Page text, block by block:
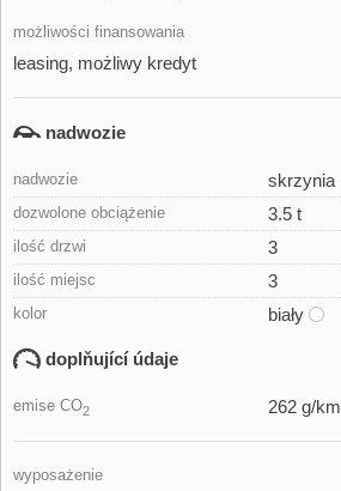
możliwości finansowania
leasing, możliwy kredyt
nadwozie
nadwozie skrzynia
dozwolone obciążenie 3.5 t
ilość drzwi 3
ilość miejsc 3
kolor biały
doplňující údaje
emise CO2 262 g/km
wyposażenie